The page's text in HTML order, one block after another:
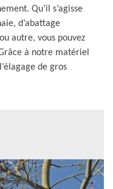
Qu’il s’agisse
d’abattage
autre, vous pouvez
à notre matériel
de gros